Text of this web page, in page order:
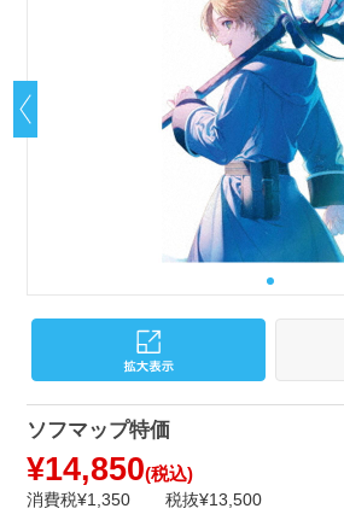
ソフマップ特価
¥14,850(税込)
消費税¥1,350 税抜¥13,500